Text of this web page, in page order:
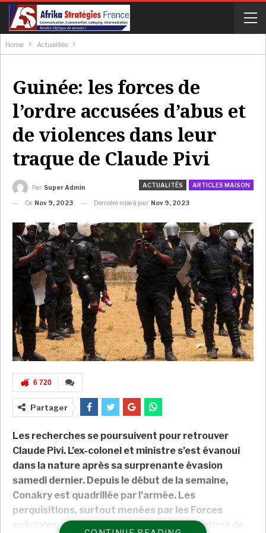
Home Actualités
Guinée: les forces de
l’ordre accusées d’abus et
de violences dans leur
traque de Claude Pivi
ACTUALITÉS ARTICLES MAISON
Par Super Admin
Ce Nov 9, 2023 Dernière mise à jour Nov 9, 2023
6 720
Partager
Les recherches se poursuivent pour retrouver
Claude Pivi. L’ex-colonel et ministre s’est évanoui
dans la nature après sa surprenante évasion
samedi dernier. Depuis le début de la semaine,
Conakry est quadrillée par l’armée. Les
perquisitions, surtout menées par les Forces
spéciales, continuent dans plusieurs quartiers de